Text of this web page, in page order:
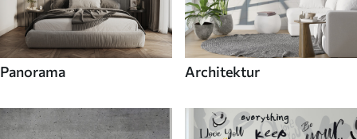
Panorama Architektur